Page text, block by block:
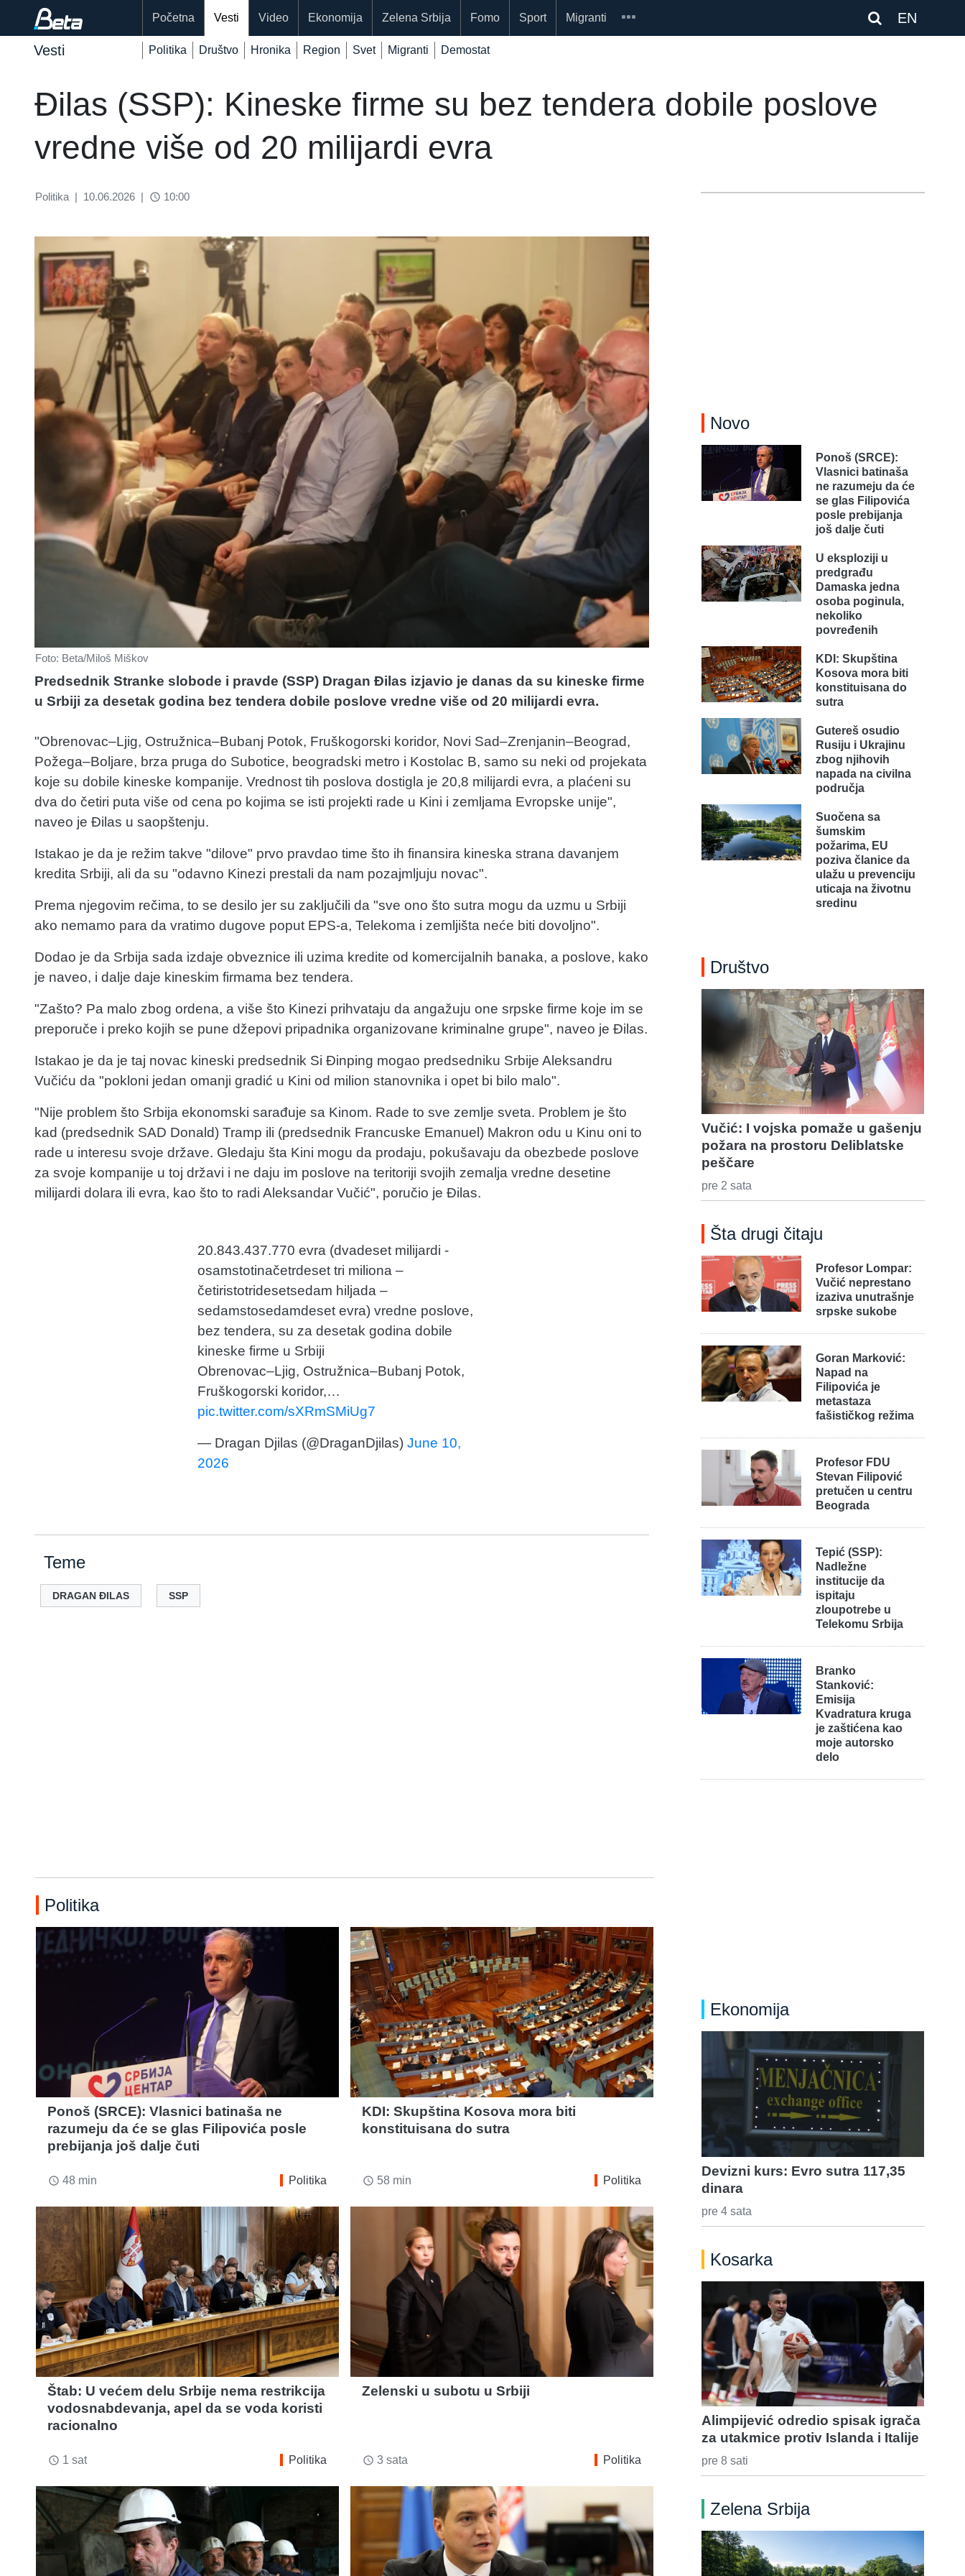
EN
Početna Vesti Video Ekonomija Zelena Srbija Fomo Sport Migranti
Vesti Politika Društvo Hronika Region Svet Migranti Demostat
Đilas (SSP): Kineske firme su bez tendera dobile poslove
vredne više od 20 milijardi evra
Politika | 10.06.2026 | access_time 10:00
Foto: Beta/Miloš Miškov
Predsednik Stranke slobode i pravde (SSP) Dragan Đilas izjavio je danas da su kineske firme
u Srbiji za desetak godina bez tendera dobile poslove vredne više od 20 milijardi evra.
"Obrenovac–Ljig, Ostružnica–Bubanj Potok, Fruškogorski koridor, Novi Sad–Zrenjanin–Beograd,
Požega–Boljare, brza pruga do Subotice, beogradski metro i Kostolac B, samo su neki od projekata
koje su dobile kineske kompanije. Vrednost tih poslova dostigla je 20,8 milijardi evra, a plaćeni su
dva do četiri puta više od cena po kojima se isti projekti rade u Kini i zemljama Evropske unije",
naveo je Đilas u saopštenju.
Istakao je da je režim takve "dilove" prvo pravdao time što ih finansira kineska strana davanjem
kredita Srbiji, ali da su "odavno Kinezi prestali da nam pozajmljuju novac".
Prema njegovim rečima, to se desilo jer su zaključili da "sve ono što sutra mogu da uzmu u Srbiji
ako nemamo para da vratimo dugove poput EPS-a, Telekoma i zemljišta neće biti dovoljno".
Dodao je da Srbija sada izdaje obveznice ili uzima kredite od komercijalnih banaka, a poslove, kako
je naveo, i dalje daje kineskim firmama bez tendera.
"Zašto? Pa malo zbog ordena, a više što Kinezi prihvataju da angažuju one srpske firme koje im se
preporuče i preko kojih se pune džepovi pripadnika organizovane kriminalne grupe", naveo je Đilas.
Istakao je da je taj novac kineski predsednik Si Đinping mogao predsedniku Srbije Aleksandru
Vučiću da "pokloni jedan omanji gradić u Kini od milion stanovnika i opet bi bilo malo".
"Nije problem što Srbija ekonomski sarađuje sa Kinom. Rade to sve zemlje sveta. Problem je što
kad (predsednik SAD Donald) Tramp ili (predsednik Francuske Emanuel) Makron odu u Kinu oni to
rade u interesu svoje države. Gledaju šta Kini mogu da prodaju, pokušavaju da obezbede poslove
za svoje kompanije u toj državi i ne daju im poslove na teritoriji svojih zemalja vredne desetine
milijardi dolara ili evra, kao što to radi Aleksandar Vučić", poručio je Đilas.
20.843.437.770 evra (dvadeset milijardi -
osamstotinačetrdeset tri miliona –
četiristotridesetsedam hiljada –
sedamstosedamdeset evra) vredne poslove,
bez tendera, su za desetak godina dobile
kineske firme u Srbiji
Obrenovac–Ljig, Ostružnica–Bubanj Potok,
Fruškogorski koridor,…
pic.twitter.com/sXRmSMiUg7
— Dragan Djilas (@DraganDjilas) June 10,
2026
Teme
DRAGAN ĐILAS SSP
Politika
Ponoš (SRCE): Vlasnici batinaša ne
razumeju da će se glas Filipovića posle
prebijanja još dalje čuti
access_time 48 min Politika
KDI: Skupština Kosova mora biti
konstituisana do sutra
access_time 58 min Politika
Štab: U većem delu Srbije nema restrikcija
vodosnabdevanja, apel da se voda koristi
racionalno
access_time 1 sat Politika
Zelenski u subotu u Srbiji
access_time 3 sata Politika
Novo
Ponoš (SRCE):
Vlasnici batinaša
ne razumeju da će
se glas Filipovića
posle prebijanja
još dalje čuti
U eksploziji u
predgrađu
Damaska jedna
osoba poginula,
nekoliko
povređenih
KDI: Skupština
Kosova mora biti
konstituisana do
sutra
Gutereš osudio
Rusiju i Ukrajinu
zbog njihovih
napada na civilna
područja
Suočena sa
šumskim
požarima, EU
poziva članice da
ulažu u prevenciju
uticaja na životnu
sredinu
Društvo
Vučić: I vojska pomaže u gašenju
požara na prostoru Deliblatske
peščare
pre 2 sata
Šta drugi čitaju
Profesor Lompar:
Vučić neprestano
izaziva unutrašnje
srpske sukobe
Goran Marković:
Napad na
Filipovića je
metastaza
fašističkog režima
Profesor FDU
Stevan Filipović
pretučen u centru
Beograda
Tepić (SSP):
Nadležne
institucije da
ispitaju
zloupotrebe u
Telekomu Srbija
Branko
Stanković:
Emisija
Kvadratura kruga
je zaštićena kao
moje autorsko
delo
Ekonomija
Devizni kurs: Evro sutra 117,35
dinara
pre 4 sata
Kosarka
Alimpijević odredio spisak igrača
za utakmice protiv Islanda i Italije
pre 8 sati
Zelena Srbija